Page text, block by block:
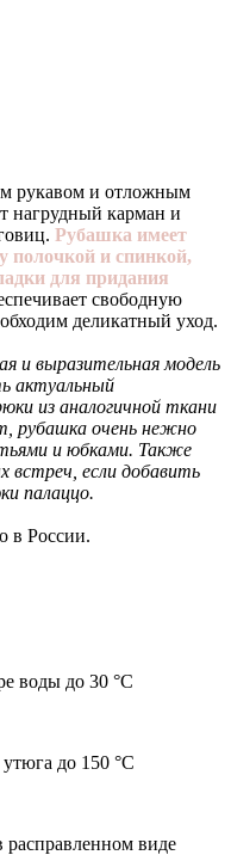
рукавом и отложным
нагрудный карман и
Рубашка имеет
полочкой и спинкой,
для придания
свободную
деликатный уход.
и выразительная модель
актуальный
из аналогичной ткани
рубашка очень нежно
и юбками. Также
встреч, если добавить
палаццо.
в России.
воды до 30 °C
до 150 °C
расправленном виде